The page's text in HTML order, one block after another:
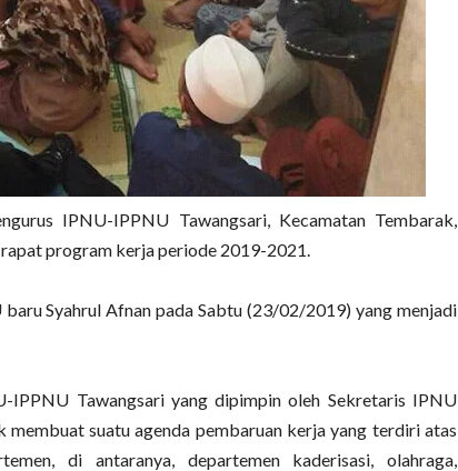
IPNU-IPPNU Tawangsari, Kecamatan Tembarak,
rapat program kerja periode 2019-2021.
Syahrul Afnan pada Sabtu (23/02/2019) yang menjadi
IPPNU Tawangsari yang dipimpin oleh Sekretaris IPNU
suatu agenda pembaruan kerja yang terdiri atas
di antaranya, departemen kaderisasi, olahraga,